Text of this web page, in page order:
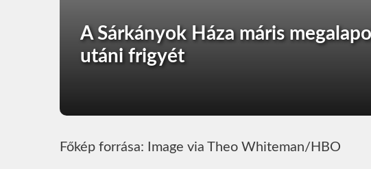
A Sárkányok Háza máris
utáni frigyét
Főkép forrása: Image via Theo Whiteman/HBO